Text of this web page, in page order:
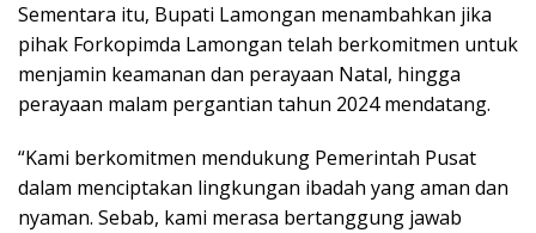
Sementara itu, Bupati Lamongan menambahkan jika
pihak Forkopimda Lamongan telah berkomitmen untuk
menjamin keamanan dan perayaan Natal, hingga
perayaan malam pergantian tahun 2024 mendatang.
“Kami berkomitmen mendukung Pemerintah Pusat
dalam menciptakan lingkungan ibadah yang aman dan
nyaman. Sebab, kami merasa bertanggung jawab